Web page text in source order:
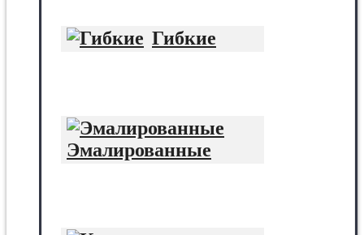
Гибкие
Эмалированные